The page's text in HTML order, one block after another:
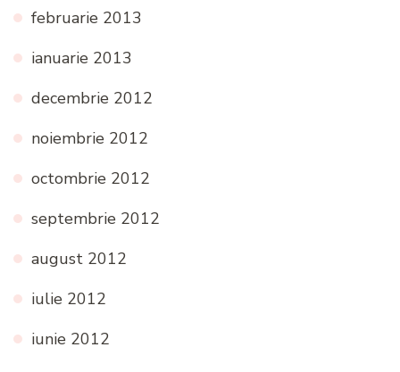
februarie 2013
ianuarie 2013
decembrie 2012
noiembrie 2012
octombrie 2012
septembrie 2012
august 2012
iulie 2012
iunie 2012